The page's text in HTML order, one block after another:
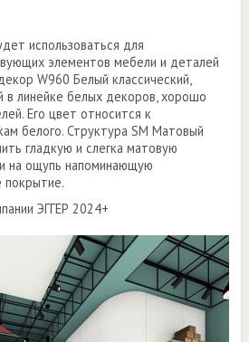
использоваться для
элементов мебели и деталей
W960 Белый классический,
в линейке белых декоров, хорошо
Его цвет относится к
белого. Структура SM Матовый
гладкую и слегка матовую
на ощупь напоминающую
покрытие.
ЭГГЕР 2024+